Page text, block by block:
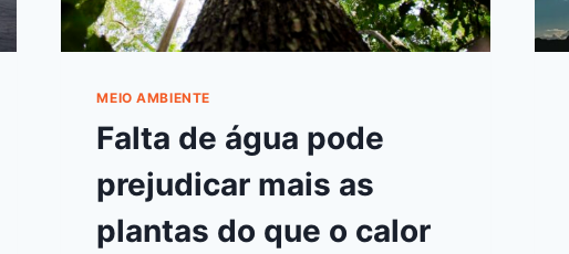
MEIO AMBIENTE
Falta de água pode
prejudicar mais as
plantas do que o calor